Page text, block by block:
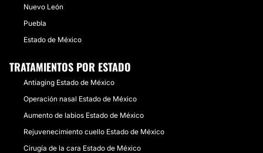
Nuevo León
Puebla
Estado de México
TRATAMIENTOS POR ESTADO
Antiaging Estado de México
Operación nasal Estado de México
Aumento de labios Estado de México
Rejuvenecimiento cuello Estado de México
Cirugía de la cara Estado de México